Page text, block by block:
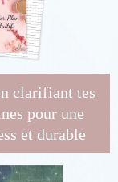
clarifiant tes
pour une
et durable